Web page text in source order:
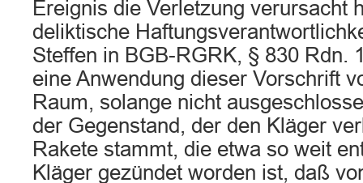
Ereignis die Verletzung verursacht
deliktische
Steffen in BGB-RGRK, § 830 Rdn.
eine Anwendung dieser Vorschrift
Raum, solange nicht
der Gegenstand, der den Kläger
Rakete stammt, die etwa so weit
Kläger gezündet worden ist, daß